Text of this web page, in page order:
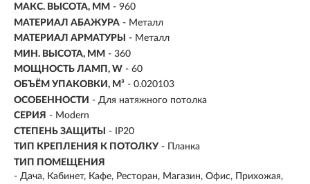
МАКС. ВЫСОТА, ММ - 960
МАТЕРИАЛ АБАЖУРА - Металл
МАТЕРИАЛ АРМАТУРЫ
- Металл
МИН. ВЫСОТА, ММ - 360
МОЩНОСТЬ ЛАМП, W - 60
ОБЪЁМ УПАКОВКИ, М³ - 0.020103
ОСОБЕННОСТИ - Для натяжного потолка
СЕРИЯ - Modern
СТЕПЕНЬ ЗАЩИТЫ
- IP20
ТИП КРЕПЛЕНИЯ К ПОТОЛКУ - Планка
ТИП ПОМЕЩЕНИЯ
- Дача, Кабинет, Кафе, Ресторан, Магазин, Офис, Прихожая,